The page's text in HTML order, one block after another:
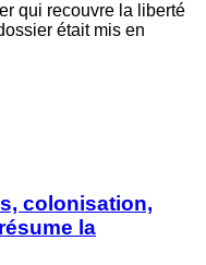
qui recouvre la liberté
était mis en
colonisation,
la